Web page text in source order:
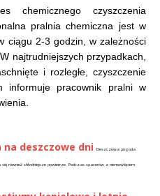
chemicznego czyszczenia
pralnia chemiczna jest w
ciągu 2-3 godzin, w zależności
najtrudniejszych przypadkach,
i rozległe, czyszczenie
informuje pracownik pralni w
deszczowe dni
Deszczowa pogoda
również chłodniejsze powietrze. Podczas spacerów z niemowlęciem